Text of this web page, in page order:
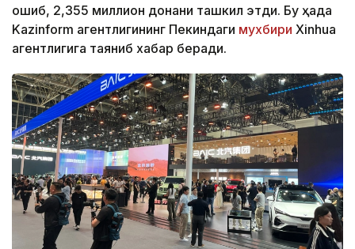
ошиб, 2,355 миллион донани ташкил этди. Бу ҳақда
Kazinform агентлигининг Пекиндаги мухбири Xinhua
агентлигига таяниб хабар беради.